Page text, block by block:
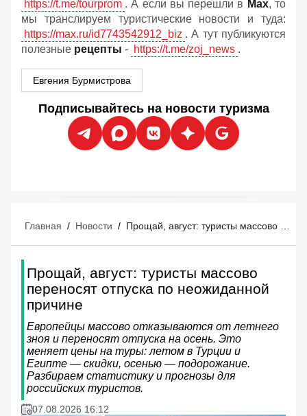
https://t.me/tourprom . А если вы перешли в Мах, то
мы транслируем туристические новости и туда:
https://max.ru/id7743542912_biz . А тут публикуются
полезные рецепты - https://t.me/zoj_news .
Евгения Бурмистрова
Подписывайтесь на новости туризма
Главная / Новости /
Прощай, август: туристы массово
переносят отпуска по неожиданной
причине
Европейцы массово отказываются от летнего
зноя и переносят отпуска на осень. Это
меняет цены на туры: летом в Турции и
Египте — скидки, осенью — подорожание.
Разбираем статистику и прогнозы для
российских туристов.
07.08.2026 16:12